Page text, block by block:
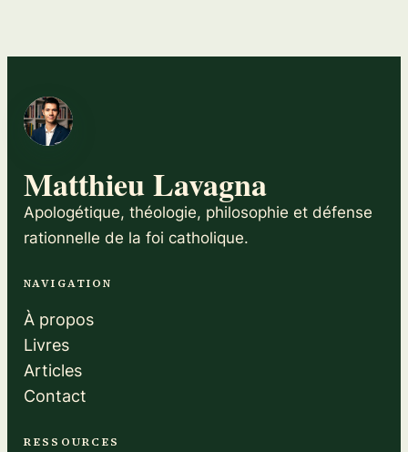
Matthieu Lavagna
Apologétique, théologie, philosophie et défense
rationnelle de la foi catholique.
NAVIGATION
À propos
Livres
Articles
Contact
RESSOURCES